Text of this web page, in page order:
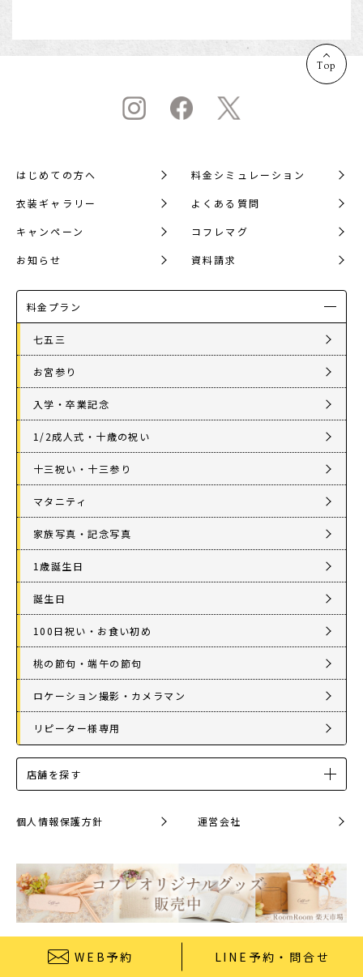
WEB予約 LINE予約・問合せ
Top
はじめての方へ 料金シミュレーション
衣装ギャラリー よくある質問
キャンペーン コフレマグ
お知らせ 資料請求
料金プラン
七五三
お宮参り
入学・卒業記念
1/2成人式・十歳の祝い
十三祝い・十三参り
マタニティ
家族写真・記念写真
1歳誕生日
誕生日
100日祝い・お食い初め
桃の節句・端午の節句
ロケーション撮影・カメラマン
リピーター様専用
店舗を探す
個人情報保護方針 運営会社
© 2026 StudioCoffret